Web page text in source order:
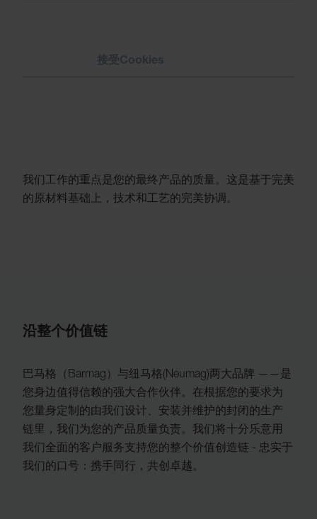
接受Cookies
我们工作的重点是您的最终产品的质量。这是基于完美
的原材料基础上，技术和工艺的完美协调。
沿整个价值链
巴马格（Barmag）与纽马格(Neumag)两大品牌 ——是
您身边值得信赖的强大合作伙伴。在根据您的要求为
您量身定制的由我们设计、安装并维护的封闭的生产
链里，我们为您的产品质量负责。我们将十分乐意用
我们全面的客户服务支持您的整个价值创造链 - 忠实于
我们的口号：携手同行，共创卓越。